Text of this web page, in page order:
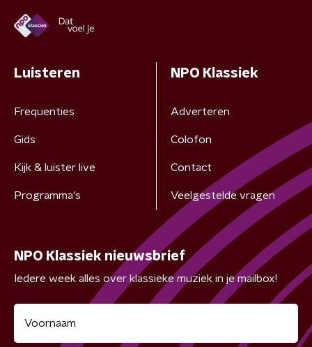
Luisteren
Frequenties
Gids
Kijk & luister live
Programma's
NPO Klassiek
Adverteren
Colofon
Contact
Veelgestelde vragen
NPO Klassiek nieuwsbrief
Iedere week alles over klassieke muziek in je mailbox!